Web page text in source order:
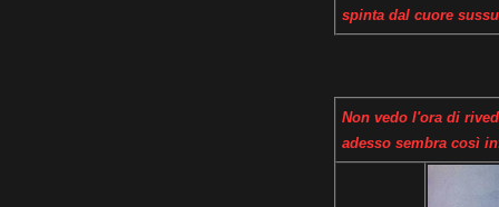
spinta dal cuore
Non vedo l'ora di
adesso sembra così